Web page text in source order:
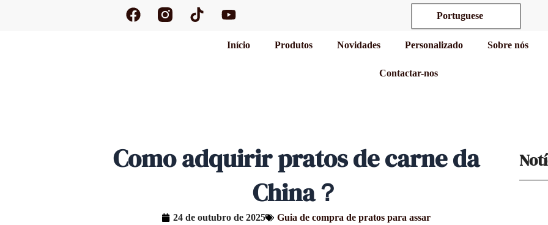
F
a
T
i
Y
o
t
Portuguese
Início Produtos Novidades Personalizado Sobre nós
Contactar-nos
Como adquirir pratos de carne da
China？
24 de outubro de 2025 Guia de compra de pratos para assar